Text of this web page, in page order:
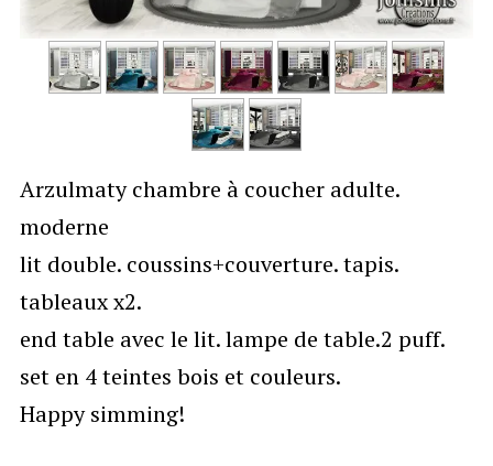
Arzulmaty chambre à coucher adulte.
moderne
lit double. coussins+couverture. tapis.
tableaux x2.
end table avec le lit. lampe de table.2 puff.
set en 4 teintes bois et couleurs.
Happy simming!